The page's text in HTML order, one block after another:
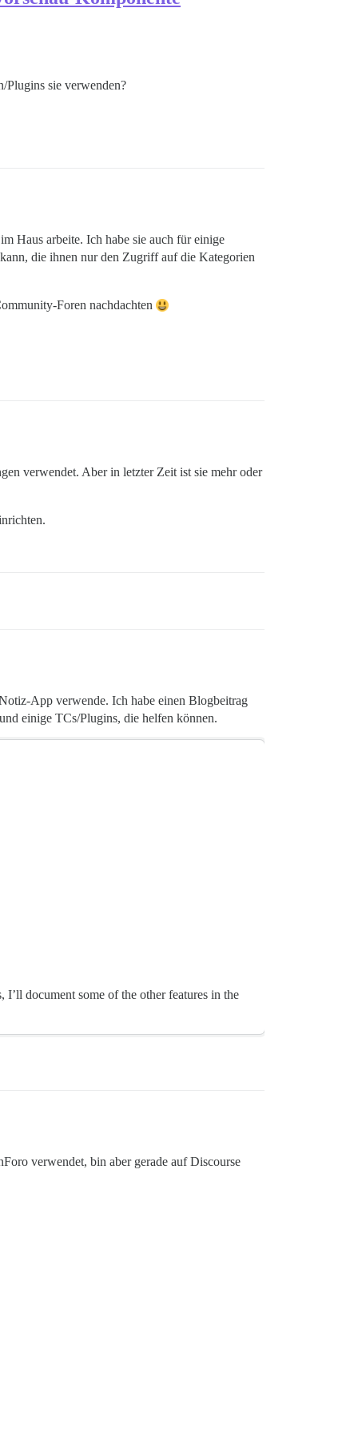
Plugins sie verwenden?
Haus arbeite. Ich habe sie auch für einige
die ihnen nur den Zugriff auf die Kategorien
Foren nachdachten
verwendet. Aber in letzter Zeit ist sie mehr oder
App verwende. Ich habe einen Blogbeitrag
einige TCs/Plugins, die helfen können.
document some of the other features in the
verwendet, bin aber gerade auf Discourse